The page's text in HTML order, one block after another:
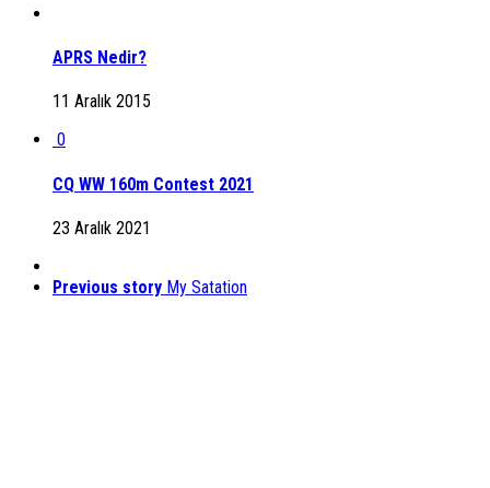
APRS Nedir?
11 Aralık 2015
0
CQ WW 160m Contest 2021
23 Aralık 2021
Previous story My Satation